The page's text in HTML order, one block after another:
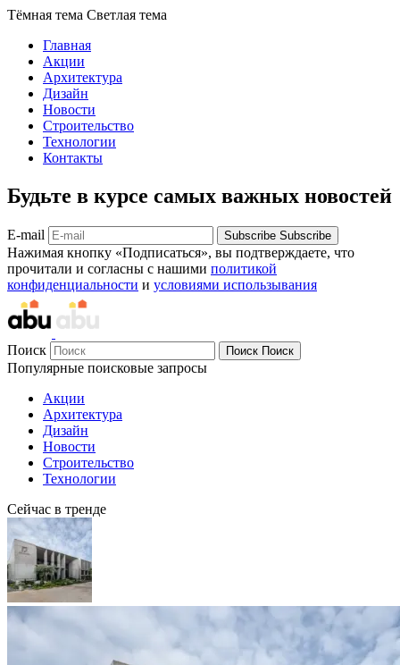
Тёмная тема Светлая тема
Главная
Акции
Архитектура
Дизайн
Новости
Строительство
Технологии
Контакты
Будьте в курсе самых важных новостей
E-mail Subscribe Subscribe
Нажимая кнопку «Подписаться», вы подтверждаете, что
прочитали и согласны с нашими политикой
конфиденциальности и условиями использывания
Поиск Поиск Поиск
Популярные поисковые запросы
Акции
Архитектура
Дизайн
Новости
Строительство
Технологии
Сейчас в тренде